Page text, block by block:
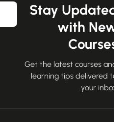
Stay
with
Get the latest courses
learning tips delivered
your